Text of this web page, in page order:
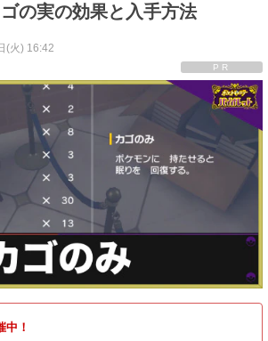
ゴの実の効果と入手方法
(火) 16:42
PR
中！